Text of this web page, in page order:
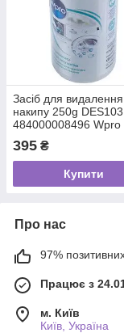
Засіб для видалення
накипу 250g DES103
484000008496 Wpro
пральної та
машини
395 ₴
Купити
Про нас
97%
Працює з
м. Київ
Київ, Україна